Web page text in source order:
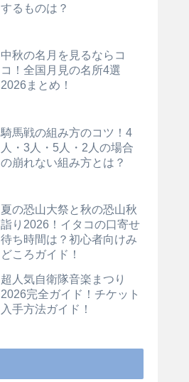
するものは？
中秋の名月を見るならコ
コ！全国月見の名所4選
2026まとめ！
騎馬戦の組み方のコツ！4
人・3人・5人・2人の場合
の崩れない組み方とは？
夏の恐山大祭と秋の恐山秋
詣り2026！イタコの口寄せ
待ち時間は？初心者向けみ
どころガイド！
超人気自衛隊音楽まつり
2026完全ガイド！チケット
入手方法ガイド！